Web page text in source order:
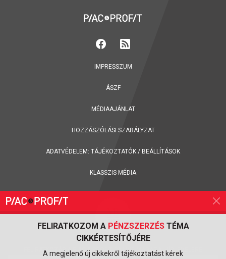
FELIRATKOZOM A PÉNZSZERZÉSTÉMA
CIKKÉRTESÍTŐJÉRE
A megjelenő új cikkekről tájékoztatást kérek
IMPRESSZUM
ÁSZF
MÉDIAAJÁNLAT
HOZZÁSZÓLÁSI SZABÁLYZAT
ADATVÉDELEM: TÁJÉKOZTATÓK / BEÁLLÍTÁSOK
KLASSZIS MÉDIA
FELIRATKOZÁS A PIAC & PROFIT ONLINE MAGAZIN HÍRLEVELÉRE